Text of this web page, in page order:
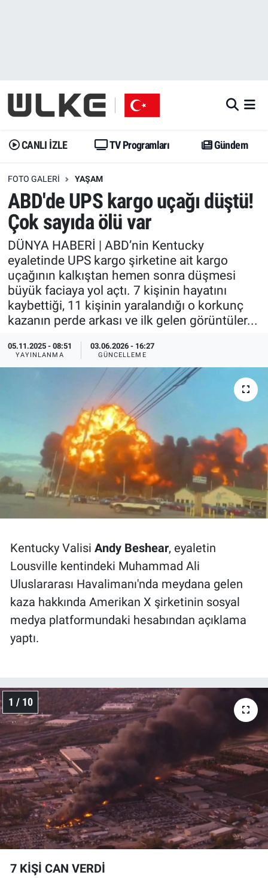
CANLI İZLE TV Programları Gündem
FOTO GALERI YAŞAM
ABD'de UPS kargo uçağı düştü!
Çok sayıda ölü var
DÜNYA HABERİ | ABD’nin Kentucky
eyaletinde UPS kargo şirketine ait kargo
uçağının kalkıştan hemen sonra düşmesi
büyük faciaya yol açtı. 7 kişinin hayatını
kaybettiği, 11 kişinin yaralandığı o korkunç
kazanın perde arkası ve ilk gelen görüntüler...
05.11.2025 - 08:51
YAYINLANMA
03.06.2026 - 16:27
GÜNCELLEME
Kentucky Valisi Andy Beshear, eyaletin
Lousville kentindeki Muhammad Ali
Uluslararası Havalimanı'nda meydana gelen
kaza hakkında Amerikan X şirketinin sosyal
medya platformundaki hesabından açıklama
yaptı.
1 / 10
7 KİŞİ CAN VERDİ
Gündem
Dünya
Erişim Bilgileri
Ekonomi
Trend
Özel Haberler
Yazarlar
Gündem
Trend
Erişim Bilgileri
Spor
Ekonomi
Dünya
Medya
Özel Haberler
Erişim Bilgileri
Sağlık
Teknoloji
Ramazan
İstanbul Namaz Vakitleri
Trafik Durumu
Erişim Bilgileri
Tüm Manşetler
Son Dakika Haberleri
Haber Arşivi